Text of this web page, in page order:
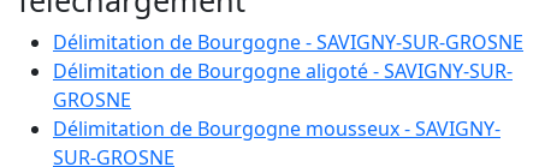
A 43:
2.2100 ha
A 44:
2.6800 ha
A 45:
8.1100 ha
A 47:
A 48:
0.8700 ha
A 49 :
Délimitation de Bourgogne - SAVIGNY-SUR-GROSNE
Délimitation de Bourgogne aligoté - SAVIGNY-SUR-
GROSNE
Délimitation de Bourgogne mousseux - SAVIGNY-
SUR-GROSNE